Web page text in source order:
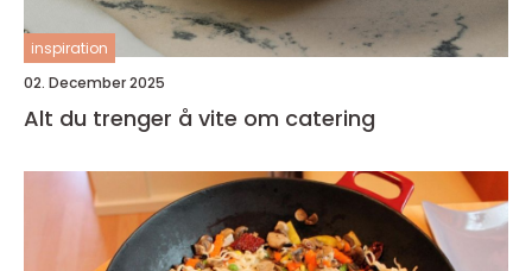
inspiration
02. December 2025
Alt du trenger å vite om catering